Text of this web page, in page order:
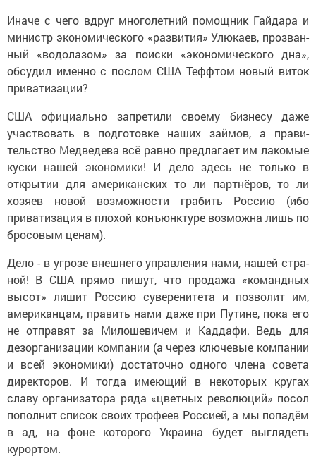
Иначе с чего вдруг много­летний помощник Гайдара и
министр экономического «развития» Улюкаев, прозван­
ный «водолазом» за поиски «экономического дна»,
обсу­дил именно с послом США Теффтом новый виток
прива­тизации?
США официально запре­тили своему бизнесу даже
участвовать в подготов­ке наших займов, а прави­
тельство Мед­ведева всё равно предлагает им лакомые
куски нашей экономики! И дело здесь не только в
открытии для амери­канских то ли партнёров, то ли
хозяев новой возможности грабить Россию (ибо
привати­зация в плохой конъюнктуре возможна лишь по
бросовым ценам).
Дело - в угрозе внешнего управления нами, нашей стра­
ной! В США прямо пишут, что продажа «ко­мандных
высот» лишит Россию суверенитета и позволит им,
американцам, править нами даже при Пу­тине, пока его
не отправят за Милошевичем и Каддафи. Ведь для
дезорганизации компании (а через ключевые компании
и всей экономики) достаточно одного члена совета
директоров. И тогда имеющий в некоторых кругах
славу орга­низатора ряда «цветных рево­люций» посол
пополнит список своих трофеев Россией, а мы попадём
в ад, на фоне кото­рого Украина будет выглядеть
курортом.